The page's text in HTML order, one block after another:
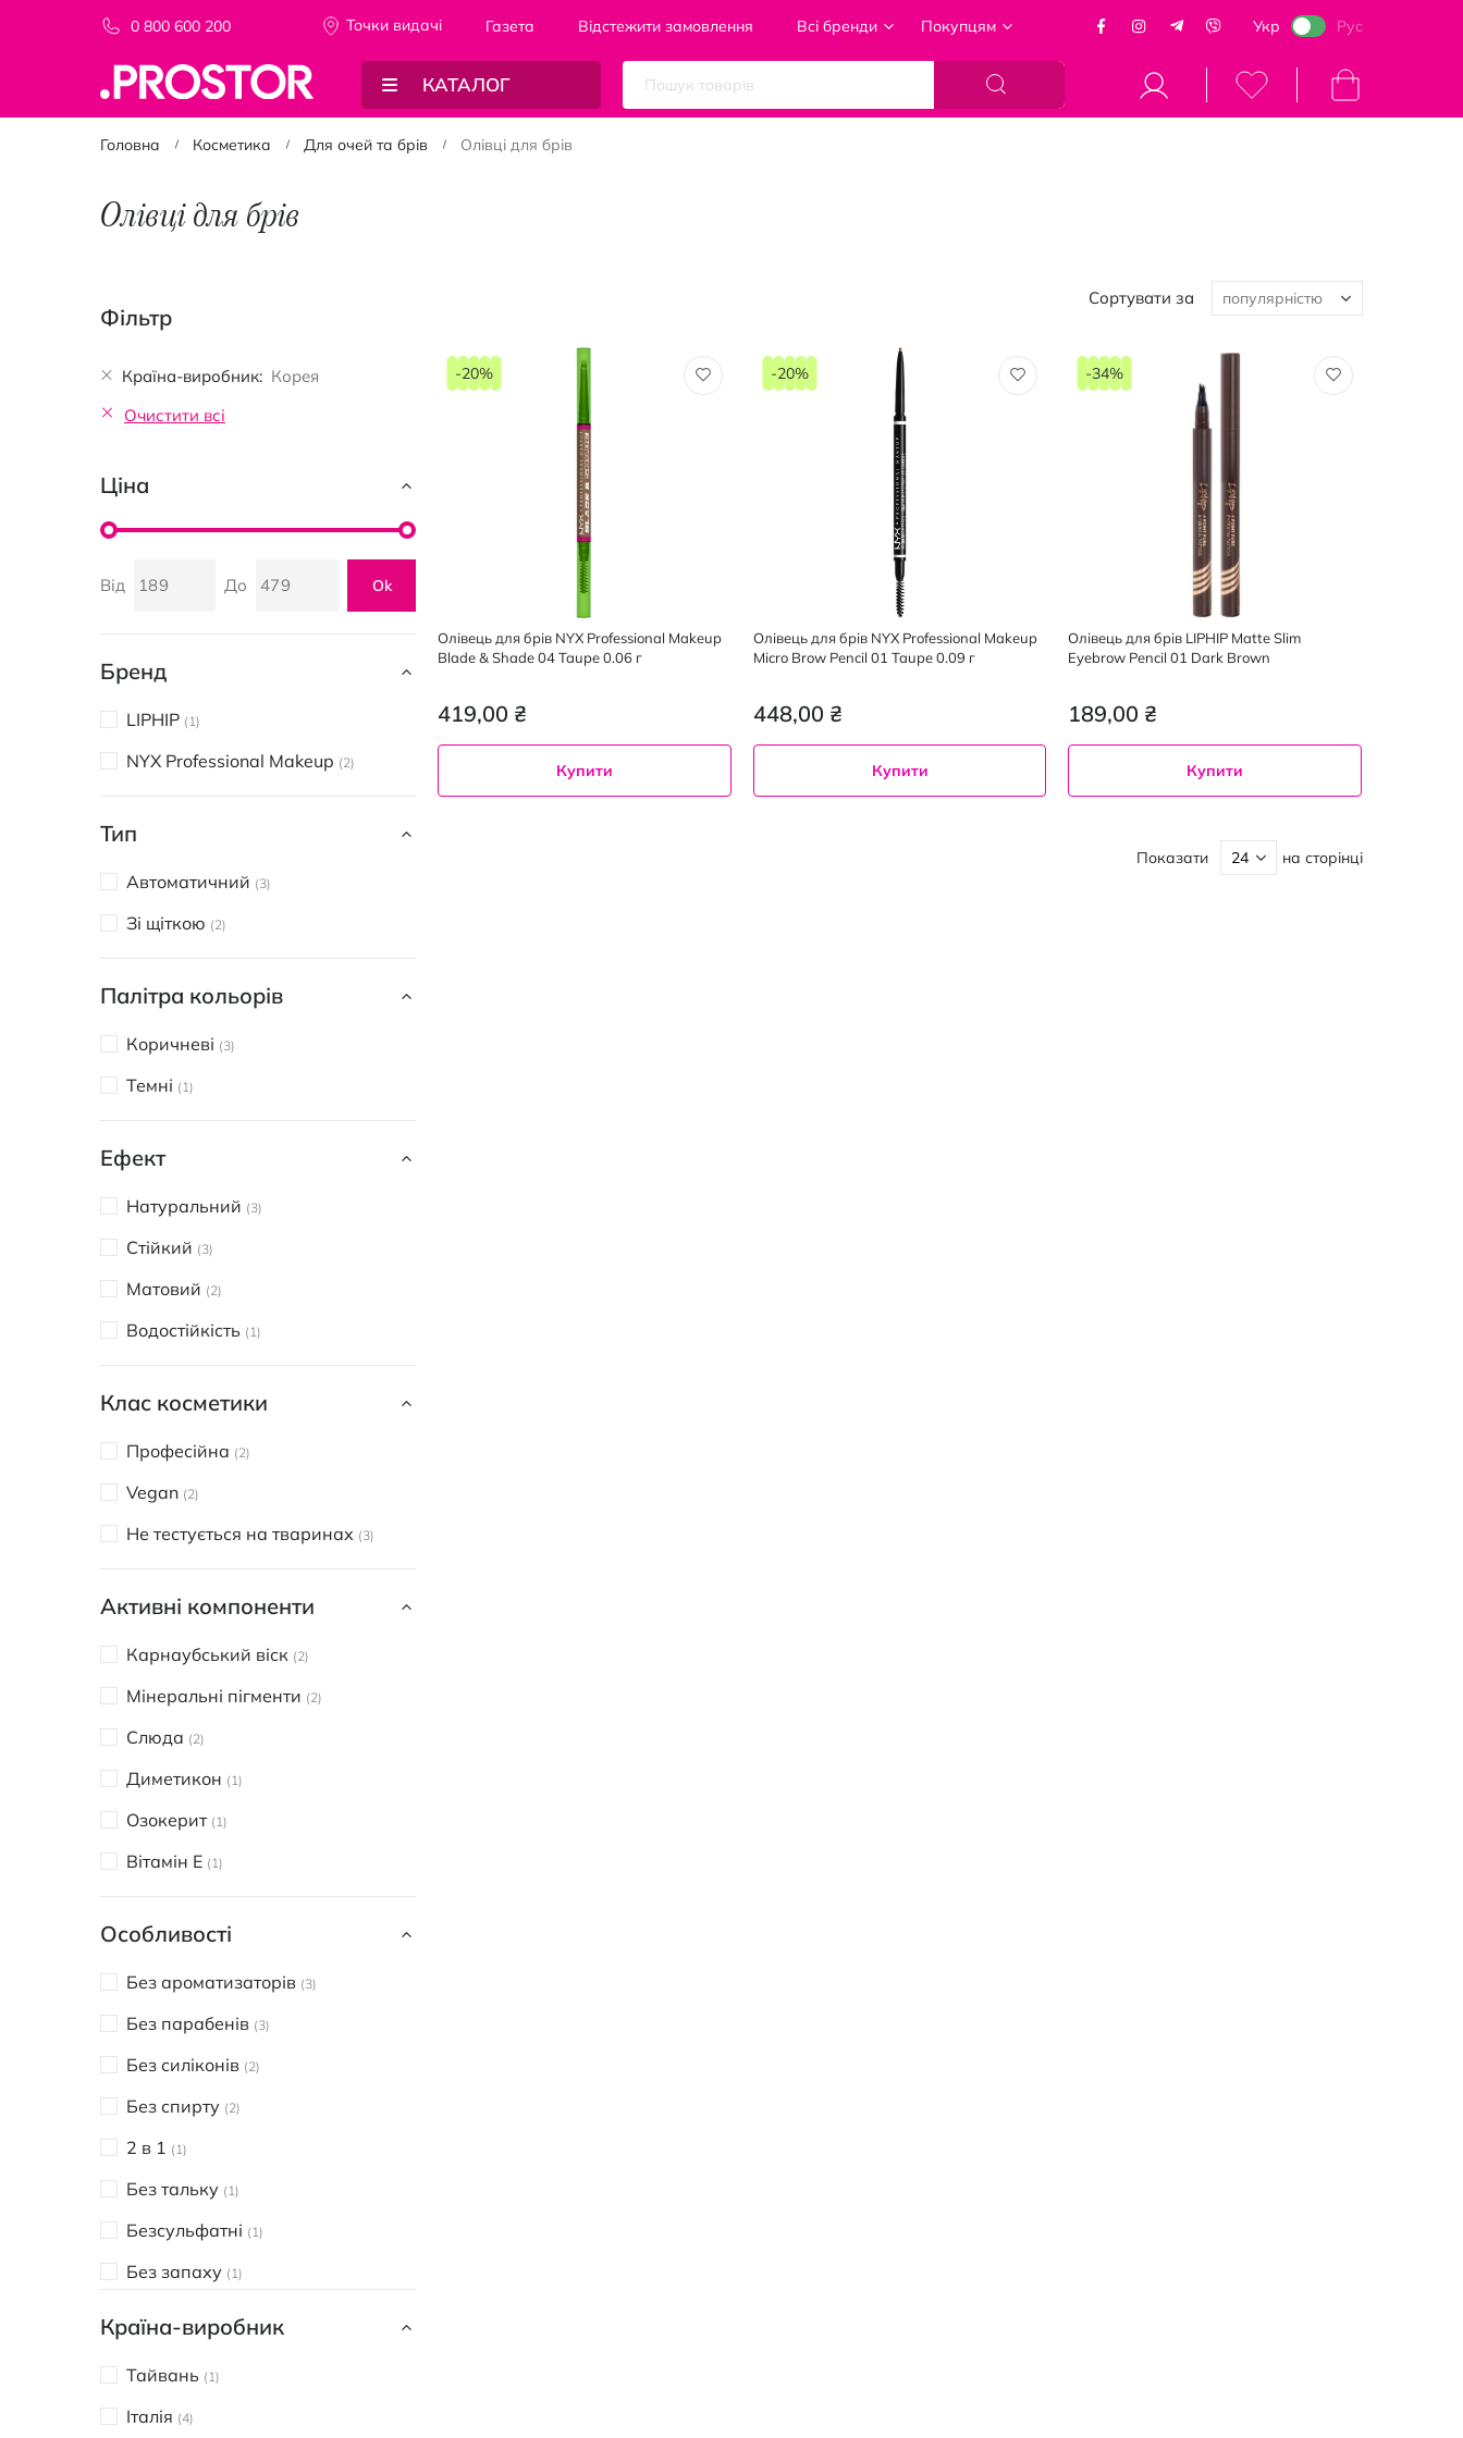
0 800 600 200 Точки видачi Газета Відстежити замовлення Всі бренди Покупцям Укр Рус
КАТАЛОГ Кошик
Головна Косметика Для очей та брів Олівці для брів
Олівці для брів
Сортувати за
Олівець для брів NYX Professional Makeup
Blade & Shade 04 Taupe 0.06 г
419,00 ₴
-20%
Купити
Олівець для брів NYX Professional Makeup
Micro Brow Pencil 01 Taupe 0.09 г
448,00 ₴
-20%
Купити
Олівець для брів LIPHIP Matte Slim
Eyebrow Pencil 01 Dark Brown
189,00 ₴
-34%
Купити
Показати на сторінці
Фільтр
Країна-виробник
Корея
Очистити всі
Ціна
Від До Ok
Бренд
LIPHIP 1
NYX Professional Makeup 2
Тип
Автоматичний 3
Зі щіткою 2
Палітра кольорів
Коричневі 3
Темні 1
Ефект
Натуральний 3
Стійкий 3
Матовий 2
Водостійкість 1
Клас косметики
Професійна 2
Vegan 2
Не тестується на тваринах 3
Активні компоненти
Карнаубський віск 2
Мінеральні пігменти 2
Слюда 2
Диметикон 1
Озокерит 1
Вітамін Е 1
Особливості
Без ароматизаторів 3
Без парабенів 3
Без силіконів 2
Без спирту 2
2 в 1 1
Без тальку 1
Безсульфатні 1
Без запаху 1
Країна-виробник
Тайвань 1
Італія 4